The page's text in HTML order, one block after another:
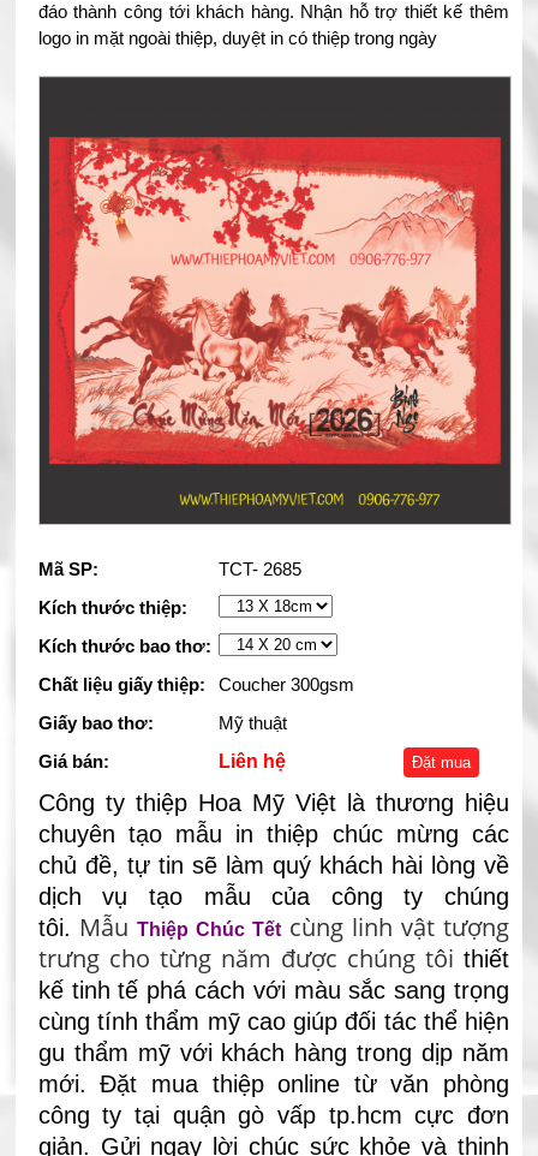
đáo thành công tới khách hàng. Nhận hỗ trợ thiết kế thêm
logo in mặt ngoài thiệp, duyệt in có thiệp trong ngày
Mã SP:
TCT- 2685
Kích thước thiệp:
Kích thước bao thơ:
Chất liệu giấy thiệp:
Coucher 300gsm
Giấy bao thơ:
Mỹ thuật
Giá bán:
Liên hệ Đặt mua
Công ty thiệp Hoa Mỹ Việt là thương hiệu
chuyên tạo mẫu in thiệp chúc mừng các
chủ đề, tự tin sẽ làm quý khách hài lòng về
dịch vụ tạo mẫu của công ty chúng
tôi. Mẫu Thiệp Chúc Tếtcùng linh vật tượng
trưng cho từng năm được chúng tôi thiết
kế tinh tế phá cách với màu sắc sang trọng
cùng tính thẩm mỹ caogiúp đối tác thể hiện
gu thẩm mỹ với khách hàng trong dịp năm
mới. Đặt mua thiệp online từ văn phòng
công ty tại quận gò vấp tp.hcm cực đơn
giản. Gửi ngay lời chúc sức khỏe và thịnh